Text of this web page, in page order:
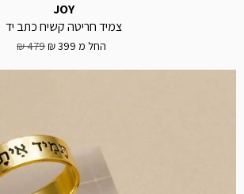
JOY
צמיד חריטה קשיח כתב יד
החל מ 479 ₪